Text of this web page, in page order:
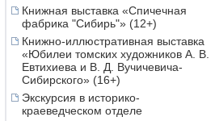
Книжная выставка «Спичечная
фабрика "Сибирь"» (12+)
Книжно-иллюстративная выставка
«Юбилеи томских художников А. В.
Евтихиева и В. Д. Вучичевича-
Сибирского» (16+)
Экскурсия в историко-
краеведческом отделе